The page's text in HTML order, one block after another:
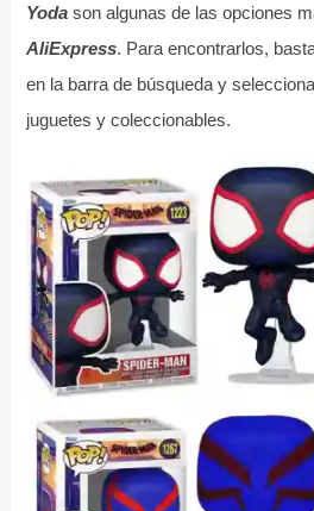
Yodason algunas de las opciones
AliExpress. Para encontrarlos,
en la barra de búsqueda y
juguetes y coleccionables.